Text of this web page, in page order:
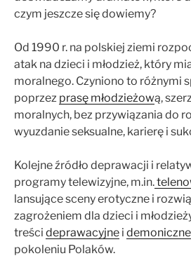
czym jeszcze się dowiemy?
Od 1990 r. na polskiej ziemi
atak na dzieci i młodzież, który
moralnego. Czyniono to różnymi
poprzez prasę młodzieżową,
moralnych, bez przywiązania do
wyuzdanie seksualne, karierę i
Kolejne źródło deprawacji i
programy telewizyjne, m.in.
lansujące sceny erotyczne i
zagrożeniem dla dzieci i
treści deprawacyjne i demoniczne
pokoleniu Polaków.